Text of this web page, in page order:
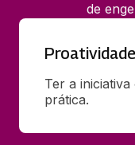
de
Proatividade
Ter a
prática.